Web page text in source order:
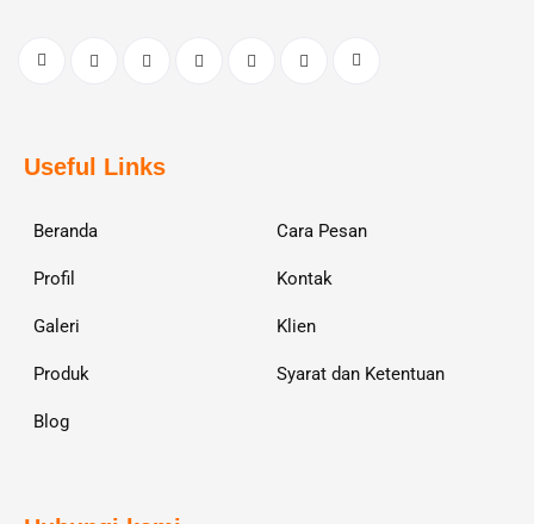
Useful Links
Beranda
Profil
Galeri
Produk
Blog
Cara Pesan
Kontak
Klien
Syarat dan Ketentuan